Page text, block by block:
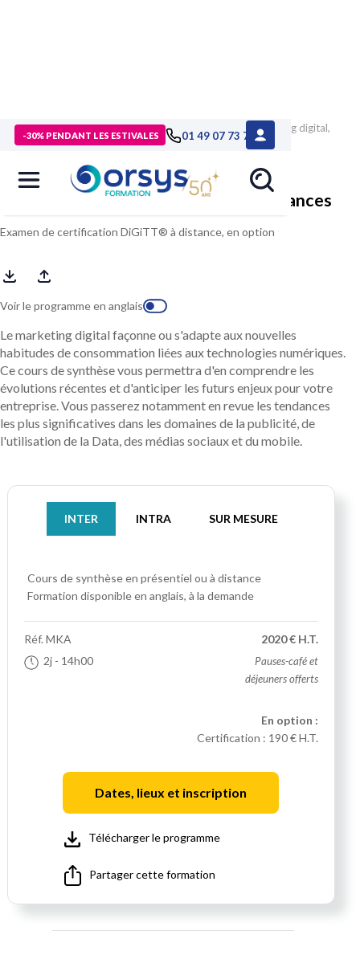
-30% PENDANT LES ESTIVALES 01 49 07 73 73
> Formations>Compétences métiers
Formation Marketing digital,
état de l’art et tendances
Marketing digital, état de l’art et tendances
Examen de certification DiGiTT® à distance, en option
Voir le programme en anglais
Le marketing digital façonne ou s'adapte aux nouvelles
habitudes de consommation liées aux technologies numériques.
Ce cours de synthèse vous permettra d'en comprendre les
évolutions récentes et d'anticiper les futurs enjeux pour votre
entreprise. Vous passerez notamment en revue les tendances
les plus significatives dans les domaines de la publicité, de
l'utilisation de la Data, des médias sociaux et du mobile.
INTER INTRA SUR MESURE
Cours de synthèse en présentiel ou à distance
Formation disponible en anglais, à la demande
Réf.MKA
2j - 14h00
2020 € H.T.
Pauses-café et
déjeuners offerts
En option :
Certification : 190 € H.T.
Dates, lieux et inscription
Télécharger le programme
Partager cette formation